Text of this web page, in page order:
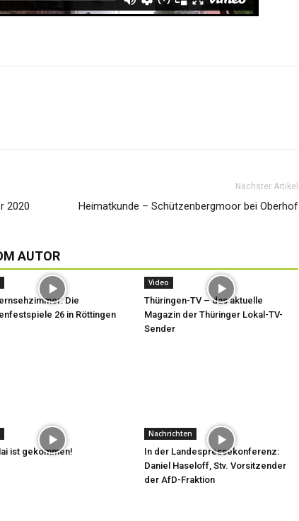
2020
Nächster Artikel
Heimatkunde – Schützenbergmoor bei Oberhof
AUTOR
Die
26 in Röttingen
Video
Thüringen-TV – das aktuelle
Magazin der Thüringer Lokal-TV-
Sender
ist gekommen!
Nachrichten
In der Landespressekonferenz:
Daniel Haseloff, Stv. Vorsitzender
der AfD-Fraktion